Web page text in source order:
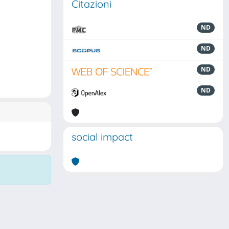
Citazioni
ND
ND
ND
ND
social impact